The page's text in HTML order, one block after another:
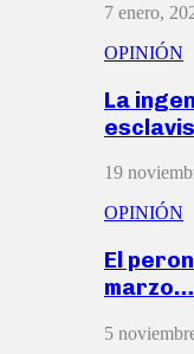
7 enero,
OPINIÓN
La
19
OPINIÓN
El
marzo…
5